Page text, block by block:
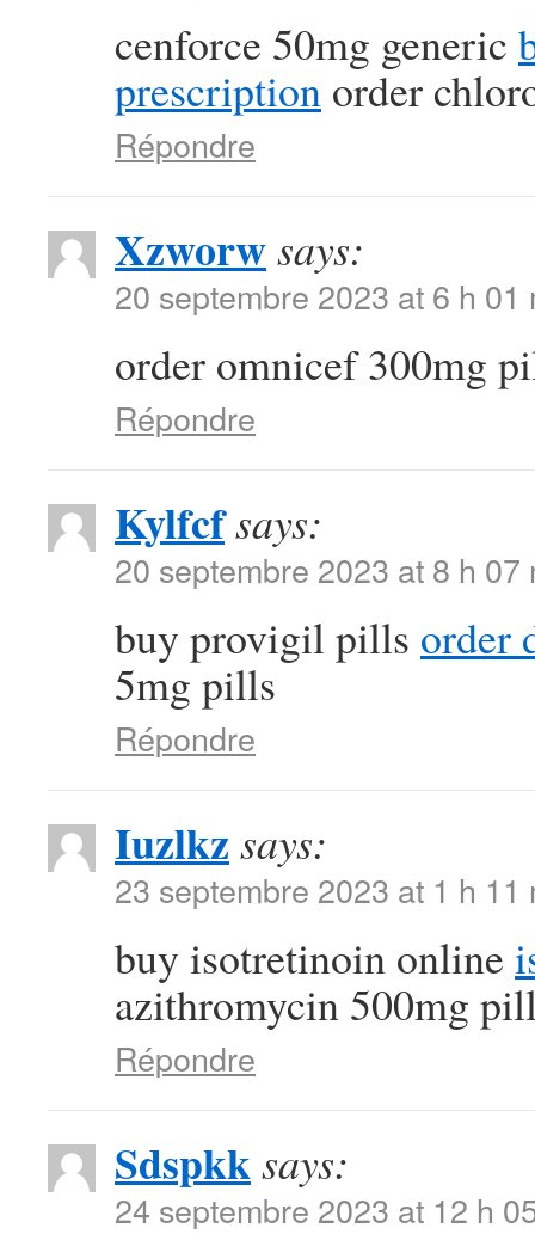
cenforce 50mg generic
prescription order
Répondre
Xzworwsays:
20 septembre 2023 at 6 h 01
order omnicef 300mg
Répondre
Kylfcfsays:
20 septembre 2023 at 8 h 07
buy provigil pills order
5mg pills
Répondre
Iuzlkz says:
23 septembre 2023 at 1 h 11
buy isotretinoin online
azithromycin 500mg
Répondre
Sdspkksays:
24 septembre 2023 at 12 h